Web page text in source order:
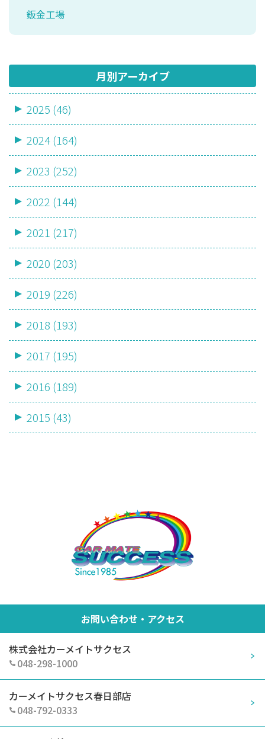
鈑金工場
月別アーカイブ
2025 (46)
2024 (164)
2023 (252)
2022 (144)
2021 (217)
2020 (203)
2019 (226)
2018 (193)
2017 (195)
2016 (189)
2015 (43)
お問い合わせ・アクセス
株式会社カーメイトサクセス
048-298-1000
カーメイトサクセス春日部店
048-792-0333